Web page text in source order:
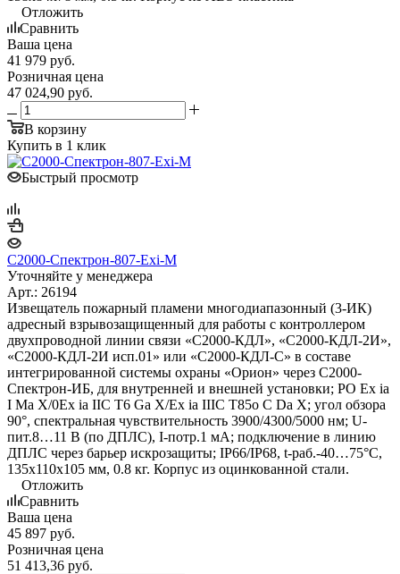
Отложить
Сравнить
Ваша цена
41 979 руб.
Розничная цена
47 024,90 руб.
В корзину
Купить в 1 клик
Быстрый просмотр
С2000-Спектрон-807-Exi-М
Уточняйте у менеджера
Арт.: 26194
Извещатель пожарный пламени многодиапазонный (3-ИК)
адресный взрывозащищенный для работы с контроллером
двухпроводной линии связи «С2000-КДЛ», «С2000-КДЛ-2И»,
«С2000-КДЛ-2И исп.01» или «С2000-КДЛ-С» в составе
интегрированной системы охраны «Орион» через С2000-
Спектрон-ИБ, для внутренней и внешней установки; PO Ex ia
I Ma X/0Ex ia IIC T6 Ga X/Ex ia IIIC T85o C Da X; угол обзора
90°, спектральная чувствительность 3900/4300/5000 нм; U-
пит.8…11 В (по ДПЛС), I-потр.1 мА; подключение в линию
ДПЛС через барьер искрозащиты; IP66/IP68, t-раб.-40…75°C,
135х110х105 мм, 0.8 кг. Корпус из оцинкованной стали.
Отложить
Сравнить
Ваша цена
45 897 руб.
Розничная цена
51 413,36 руб.